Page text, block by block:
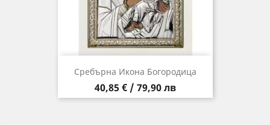
Сребърна Икона Богородица
Цена
40,85 € / 79,90 лв